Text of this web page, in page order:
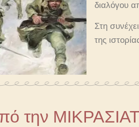
διαλόγου
Στη
της
την